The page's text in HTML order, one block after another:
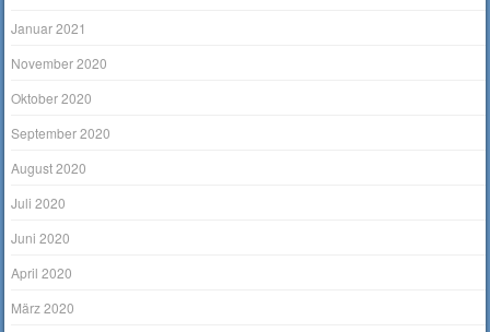
Januar 2021
November 2020
Oktober 2020
September 2020
August 2020
Juli 2020
Juni 2020
April 2020
März 2020